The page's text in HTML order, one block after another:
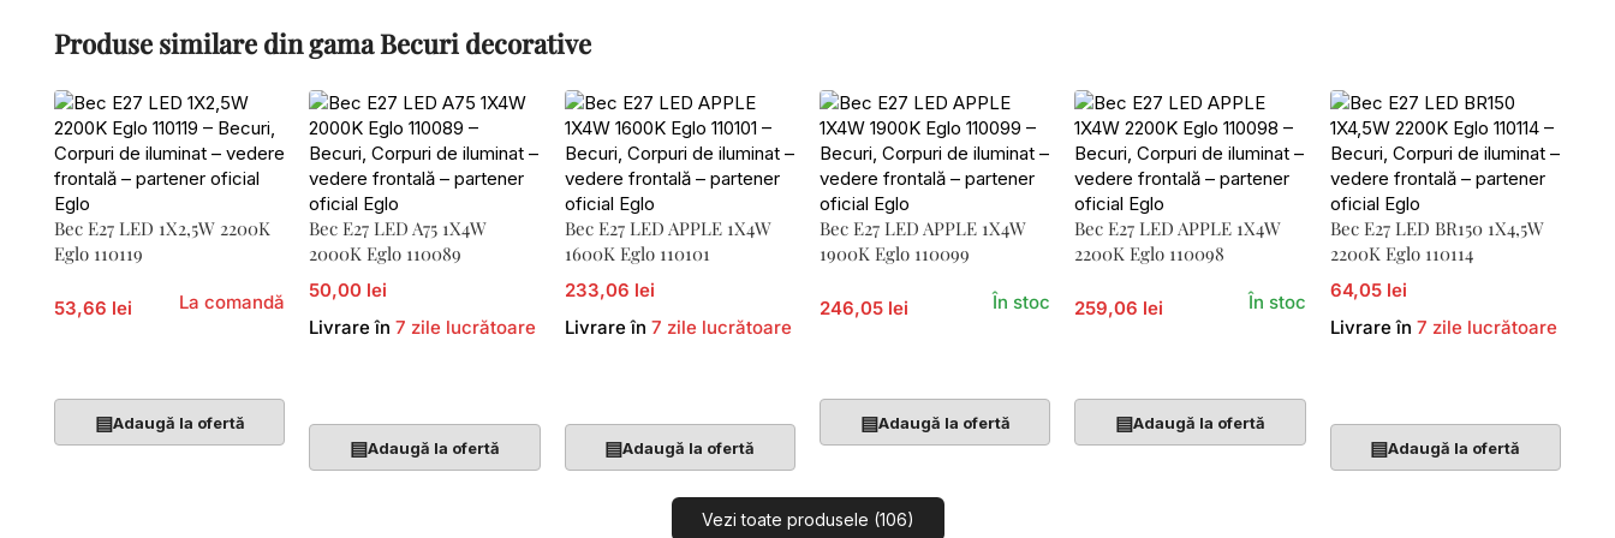
Produse similare din gama Becuri decorative
Bec E27 LED 1X2,5W 2200K
Eglo 110119
53,66 lei La comandă
▤Adaugă la ofertă
Bec E27 LED A75 1X4W
2000K Eglo 110089
50,00 lei
Livrare în7 zile lucrătoare
▤Adaugă la ofertă
Bec E27 LED APPLE 1X4W
1600K Eglo 110101
233,06 lei
Livrare în 7 zile lucrătoare
▤Adaugă la ofertă
Bec E27 LED APPLE 1X4W
1900K Eglo 110099
246,05 lei În stoc
▤Adaugă la ofertă
Bec E27 LED APPLE 1X4W
2200K Eglo 110098
259,06 lei În stoc
▤Adaugă la ofertă
Bec E27 LED BR150 1X4,5W
2200K Eglo 110114
64,05 lei
Livrare în 7 zile lucrătoare
▤Adaugă la ofertă
Vezi toate produsele (106)